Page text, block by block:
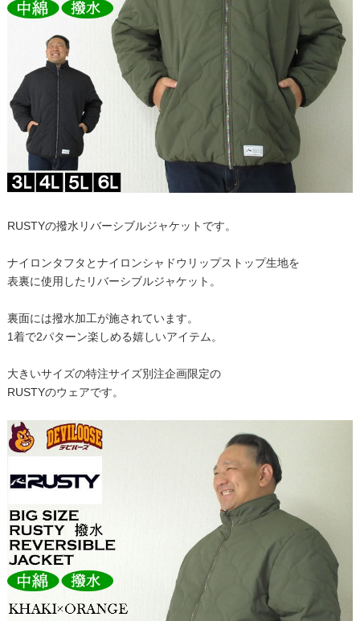
RUSTYの撥水リバーシブルジャケットです。
ナイロンタフタとナイロンシャドウリップストップ生地を
表裏に使用したリバーシブルジャケット。
裏面には撥水加工が施されています。
1着で2パターン楽しめる嬉しいアイテム。
大きいサイズの特注サイズ別注企画限定の
RUSTYのウェアです。